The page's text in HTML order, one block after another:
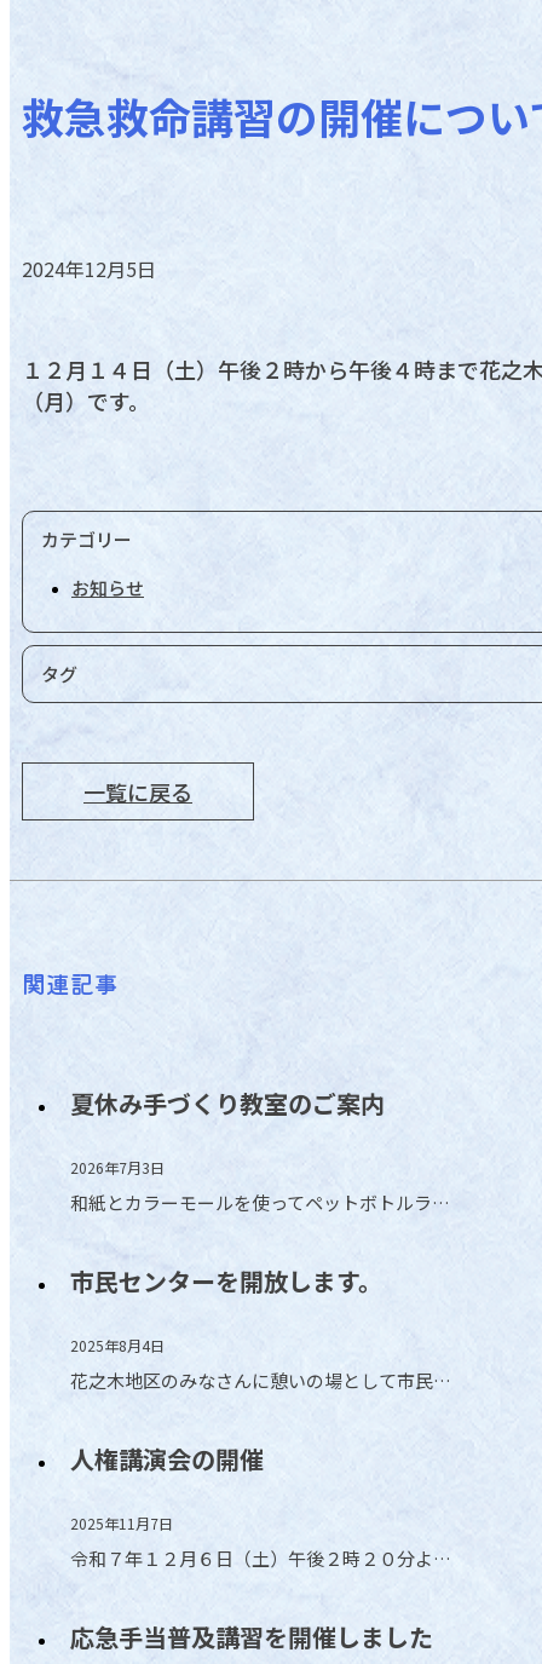
救急救命講習の開催につい
2024年12月5日
１２月１４日（土）午後２時から午後４時まで花
（月）です。
カテゴリー
お知らせ
タグ
一覧に戻る
関連記事
夏休み手づくり教室のご案内
2026年7月3日
和紙とカラーモールを使ってペットボトルラ…
市民センターを開放します。
2025年8月4日
花之木地区のみなさんに憩いの場として市民…
人権講演会の開催
2025年11月7日
令和７年１２月６日（土）午後２時２０分よ…
応急手当普及講習を開催しました